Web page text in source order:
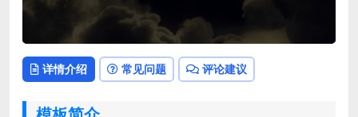
详情介绍 常见问题 评论建议